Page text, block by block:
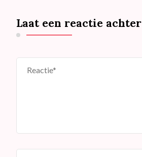
Laat een reactie achter